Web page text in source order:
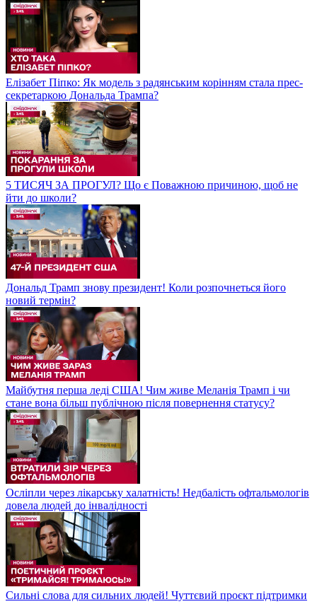
Елізабет Піпко: Як модель з радянським корінням стала прес-
секретаркою Дональда Трампа?
5 ТИСЯЧ ЗА ПРОГУЛ? Що є Поважною причиною, щоб не
йти до школи?
Дональд Трамп знову президент! Коли розпочнеться його
новий термін?
Майбутня перша леді США! Чим живе Меланія Трамп і чи
стане вона більш публічною після повернення статусу?
Осліпли через лікарську халатність! Недбалість офтальмологів
довела людей до інвалідності
Сильні слова для сильних людей! Чуттєвий проєкт підтримки